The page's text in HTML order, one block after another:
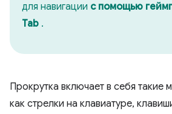
для навигации с помощью
Tab .
Прокрутка включает в себя такие
как стрелки на клавиатуре,